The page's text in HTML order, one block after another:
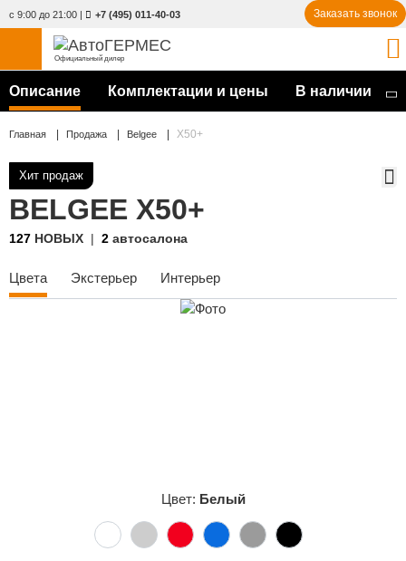
с 9:00 до 21:00 | +7 (495) 011-40-03 Заказать звонок
Официальный дилер
НОВЫЕ АВТОМОБИЛИ 4771 авто
С ПРОБЕГОМ 847 авто
СЕРВИС
УСЛУГИ
Главная Продажа Belgee X50+
Хит продаж
BELGEE X50+
127 НОВЫХ 2 автосалона
Цвета Экстерьер Интерьер
Цвет: Белый
Описание Комплектации и цены В наличии